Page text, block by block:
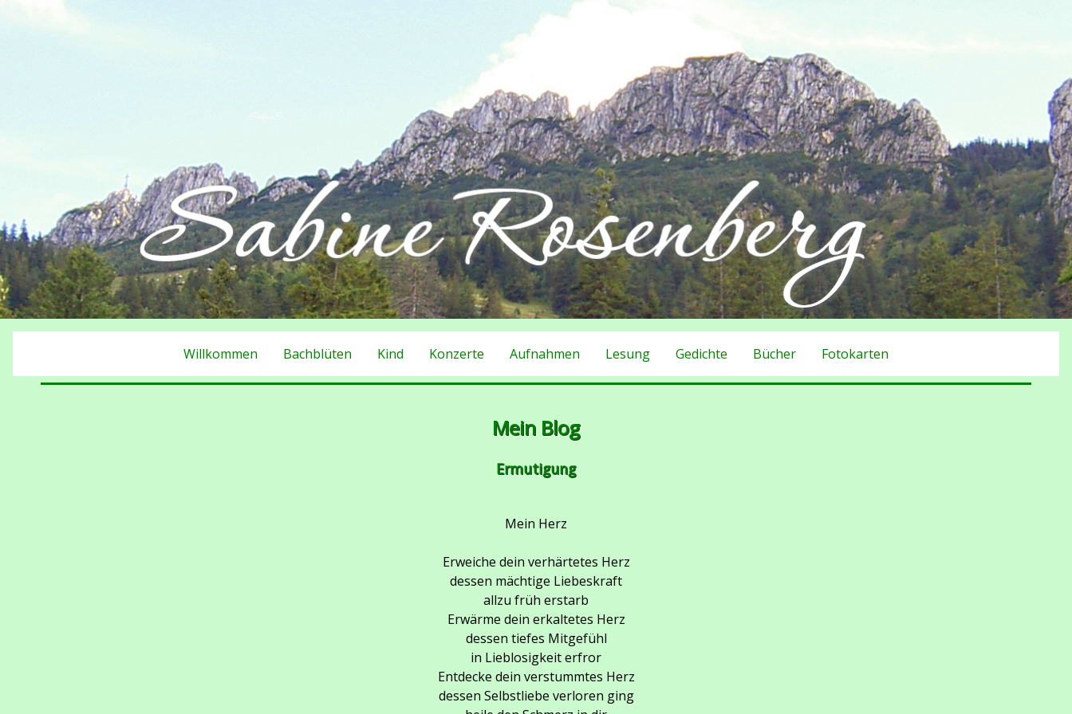
Willkommen Bachblüten Kind Konzerte Aufnahmen Lesung Gedichte Bücher Fotokarten
Mein Blog
Ermutigung
Mein Herz
Erweiche dein verhärtetes Herz
dessen mächtige Liebeskraft
allzu früh erstarb
Erwärme dein erkaltetes Herz
dessen tiefes Mitgefühl
in Lieblosigkeit erfror
Entdecke dein verstummtes Herz
dessen Selbstliebe verloren ging